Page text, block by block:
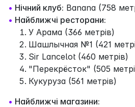
• Нічний клуб: Banana (758
• Найближчі ресторани:
У Арама (366 метрів)
Шашлычная №1 (421
Sir Lancelot (460 метрів)
"Перекрёсток" (505
Кукуруза (561 метрів)
• Найближчі магазини: